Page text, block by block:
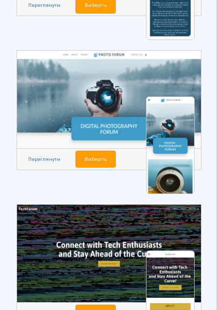
Переглянути Виберіть
Переглянути Виберіть